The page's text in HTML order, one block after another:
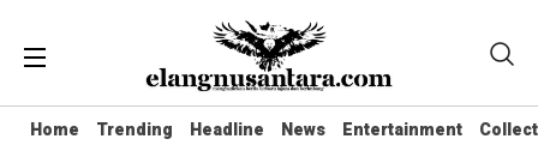
Home Trending Headline News Entertainment
Home Trending Headline News Entertainment